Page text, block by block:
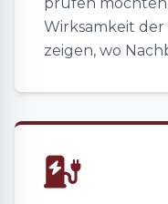
Wirksamkeit
zeigen, wo